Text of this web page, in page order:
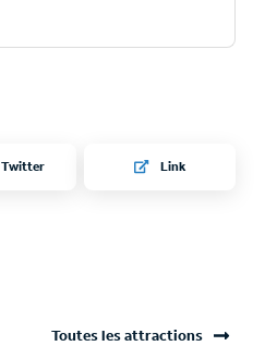
Twitter Link
Toutes les attractions